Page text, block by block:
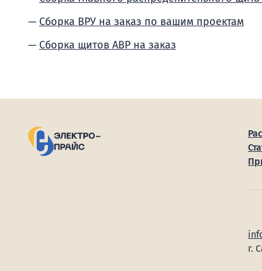
Сборка ВРУ на заказ по вашим проектам
Сборка щитов АВР на заказ
г.